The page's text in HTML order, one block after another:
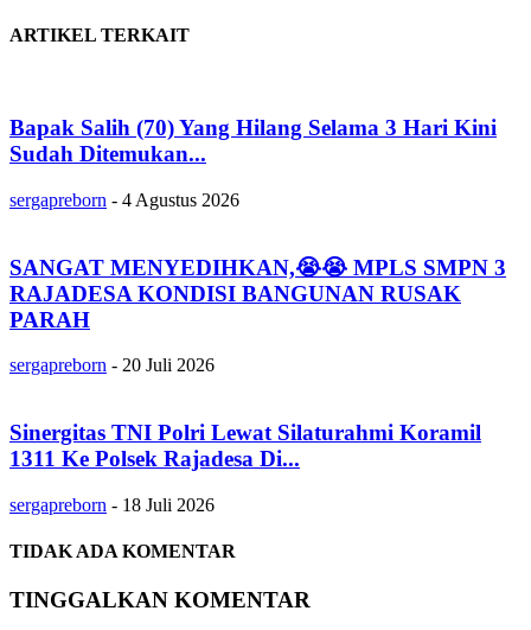
ARTIKEL TERKAIT
Bapak Salih (70) Yang Hilang Selama 3 Hari Kini
Sudah Ditemukan...
sergapreborn - 4 Agustus 2026
SANGAT MENYEDIHKAN,😭😭 MPLS SMPN 3
RAJADESA KONDISI BANGUNAN RUSAK
PARAH
sergapreborn - 20 Juli 2026
Sinergitas TNI Polri Lewat Silaturahmi Koramil
1311 Ke Polsek Rajadesa Di...
sergapreborn - 18 Juli 2026
TIDAK ADA KOMENTAR
TINGGALKAN KOMENTAR